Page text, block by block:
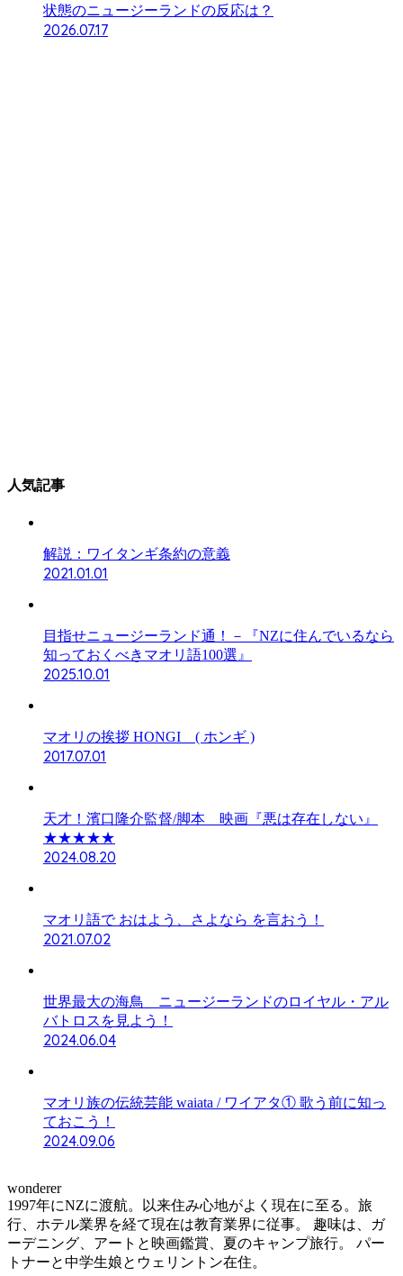
状態のニュージーランドの反応は？
2026.07.17
人気記事
解説：ワイタンギ条約の意義
2021.01.01
目指せニュージーランド通！－『NZに住んでいるなら
知っておくべきマオリ語100選』
2025.10.01
マオリの挨拶 HONGI ( ホンギ )
2017.07.01
天才！濱口隆介監督/脚本 映画『悪は存在しない』
★★★★★
2024.08.20
マオリ語で おはよう、さよなら を言おう！
2021.07.02
世界最大の海鳥 ニュージーランドのロイヤル・アル
バトロスを見よう！
2024.06.04
マオリ族の伝統芸能 waiata / ワイアタ① 歌う前に知っ
ておこう！
2024.09.06
wonderer
1997年にNZに渡航。以来住み心地がよく現在に至る。旅
行、ホテル業界を経て現在は教育業界に従事。 趣味は、ガ
ーデニング、アートと映画鑑賞、夏のキャンプ旅行。 パー
トナーと中学生娘とウェリントン在住。